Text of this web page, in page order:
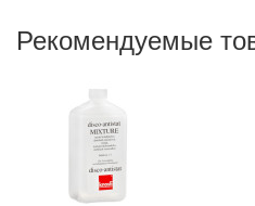
Рекомендуемые